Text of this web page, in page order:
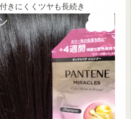
きにくくツヤも長続き